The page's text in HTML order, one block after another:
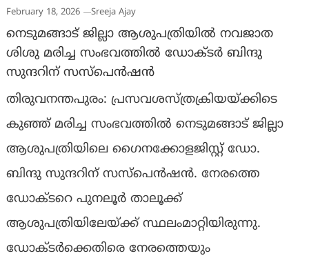
February 18, 2026 Sreeja Ajay
നെടുമങ്ങാട് ജില്ലാ ആശുപത്രിയിൽ നവജാത
ശിശു മരിച്ച സംഭവത്തിൽ ഡോക്ടർ ബിന്ദു
സുന്ദറിന് സസ്‌പെൻഷൻ
തിരുവനന്തപുരം: പ്രസവശസ്‌ത്രക്രിയയ്‌ക്കിടെ
കുഞ്ഞ് മരിച്ച സംഭവത്തിൽ നെടുമങ്ങാട് ജില്ലാ
ആശുപത്രിയിലെ ഗൈനക്കോളജിസ്റ്റ് ഡോ.
ബിന്ദു സുന്ദറിന് സസ്‌പെൻഷൻ. നേരത്തെ
ഡോക്‌ടറെ പുനലൂർ താലൂക്ക്
ആശുപത്രിയിലേയ്ക്ക് സ്ഥലംമാറ്റിയിരുന്നു.
ഡോക്‌ടർക്കെതിരെ നേരത്തെയും